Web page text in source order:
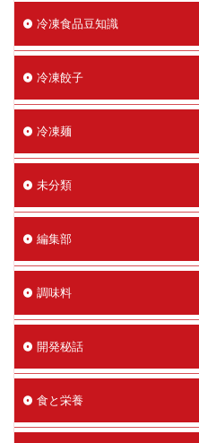
冷凍食品豆知識
冷凍餃子
冷凍麺
未分類
編集部
調味料
開発秘話
食と栄養